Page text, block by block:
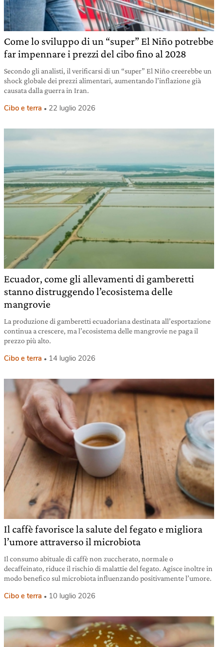
Come lo sviluppo di un “super” El Niño potrebbe
far impennare i prezzi del cibo fino al 2028
Secondo gli analisti, il verificarsi di un “super” El Niño creerebbe un
shock globale dei prezzi alimentari, aumentando l’inflazione già
causata dalla guerra in Iran.
Cibo e terra 22 luglio 2026
Ecuador, come gli allevamenti di gamberetti
stanno distruggendo l’ecosistema delle
mangrovie
La produzione di gamberetti ecuadoriana destinata all’esportazione
continua a crescere, ma l’ecosistema delle mangrovie ne paga il
prezzo più alto.
Cibo e terra 14 luglio 2026
Il caffè favorisce la salute del fegato e migliora
l’umore attraverso il microbiota
Il consumo abituale di caffè non zuccherato, normale o
decaffeinato, riduce il rischio di malattie del fegato. Agisce inoltre in
modo benefico sul microbiota influenzando positivamente l’umore.
Cibo e terra 10 luglio 2026